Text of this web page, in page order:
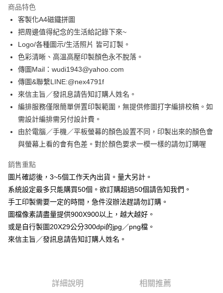
Apple Pay
街口支付
悠遊付
全盈+PAY
AFTEE先享後付
相關說明
【關於「AFTEE先享後付」】
AFTEE先享後付是「在收到商品之後才付款」的支付方式。 讓您購物簡單
便利好安心！
１．簡單：不需註冊會員、不需綁卡、不需儲值。
【「AFTEE先享後付」結帳流程】
１．於結帳方式選擇「AFTEE先享後付」後，將跳轉至「AFTEE先享後付」
結帳頁面，進行簡訊認證並確認金額後，即可完成結帳。
２．訂單成立數日內，您將收到繳費通知簡訊。
３．收到繳費通知簡訊後14天內，點擊此簡訊中的連結，可透過四大超商／
ATM／網路銀行／等多元方式進行付款，方視為交易完成。
※ 請注意：結帳手續完成當下不需立刻繳費，但若您需要取消訂單，請聯絡
購買商品的店家。未經商家同意取消之訂單仍視為有效，需透過AFTEE先享
ATM付款
運送方式
全家付款取貨
每筆NT$65，滿NT$2,000(含以上)免運費
付款後全家取貨
每筆NT$65，滿NT$2,000(含以上)免運費
7-11付款取貨
每筆NT$65，滿NT$2,000(含以上)免運費
商品特色
客製化A4磁鐵拼圖
把周邊值得紀念的生活給記錄下來~
Logo/各種圖示/生活照片 皆可訂製。
色彩清晰、高溫高壓印製顏色永不脫落。
傳圖Mail：wudi1943@yahoo.com
傳圖&聯繫LINE:@nex4791f
來信主旨／發訊息請告知訂購人姓名。
編排服務僅限簡單併置印製範圍，無提供修圖打字編排校稿。如
需設計編排需另付設計費。
由於電腦／手機／平板螢幕的顏色設置不同，印製出來的顏色會
與螢幕上看的會有色差。對於顏色要求一模一樣的請勿訂購喔
銷售重點
圖片確認後，3~5個工作天內出貨。量大另計。
系統設定最多只能購買50個。欲訂購超過50個請告知我們。
手工印製需要一定的時間，急件沒辦法趕請勿訂購。
圖檔像素請盡量提供900X900以上，越大越好。
或是自行製圖20X29公分300dpi的jpg／png檔。
來信主旨／發訊息請告知訂購人姓名。
詳細說明 相關推薦